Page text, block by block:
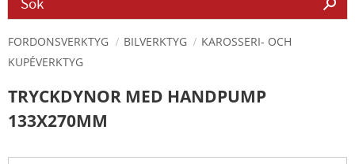
FORDONSVERKTYG BILVERKTYG
KAROSSERI- OCH
KUPÉVERKTYG
TRYCKDYNOR MED HANDPUMP
133X270MM